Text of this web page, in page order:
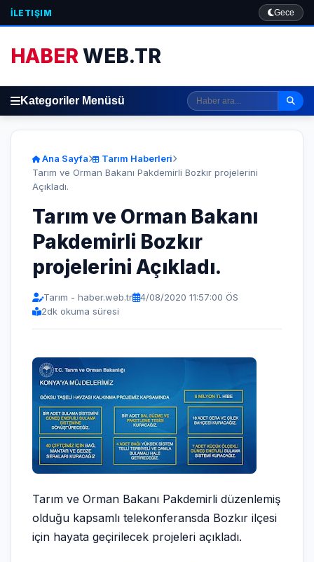
İLETIŞIM Gece
HABERWEB.TR
Kategoriler Menüsü
Ana Sayfa
Tarım Haberleri
Tarım ve Orman Bakanı Pakdemirli Bozkır projelerini
Açıkladı.
Tarım ve Orman Bakanı
Pakdemirli Bozkır
projelerini Açıkladı.
Tarım - haber.web.tr
4/08/2020 11:57:00 ÖS
2dk okuma süresi
Tarım ve Orman Bakanı Pakdemirli düzenlemiş
olduğu kapsamlı telekonferansda Bozkır ilçesi
için hayata geçirilecek projeleri açıkladı.